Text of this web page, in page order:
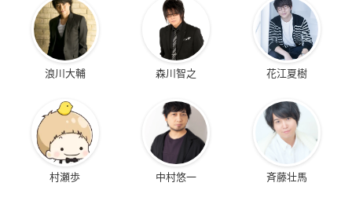
浪川大輔 森川智之 花江夏樹
村瀬歩 中村悠一 斉藤壮馬